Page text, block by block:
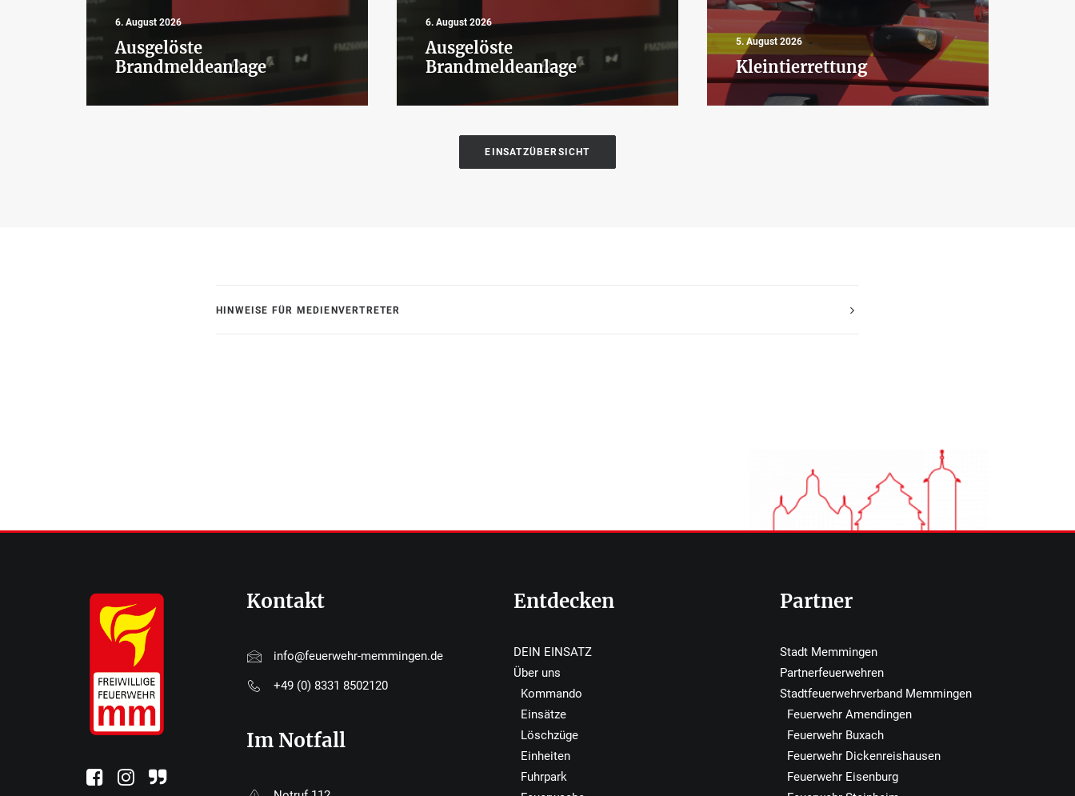
6. August 2026
Ausgelöste
Brandmeldeanlage
6. August 2026
Ausgelöste
Brandmeldeanlage
5. August 2026
Kleintierrettung
EINSATZÜBERSICHT
HINWEISE FÜR MEDIENVERTRETER
Kontakt
info@feuerwehr-memmingen.de
+49 (0) 8331 8502120
Im Notfall
Entdecken
DEIN EINSATZ
Über uns
Kommando
Einsätze
Löschzüge
Einheiten
Fuhrpark
Partner
Stadt Memmingen
Partnerfeuerwehren
Stadtfeuerwehrverband Memmingen
Feuerwehr Amendingen
Feuerwehr Buxach
Feuerwehr Dickenreishausen
Feuerwehr Eisenburg